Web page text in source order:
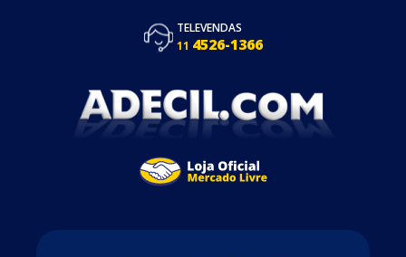
TELEVENDAS
11 4526-1366